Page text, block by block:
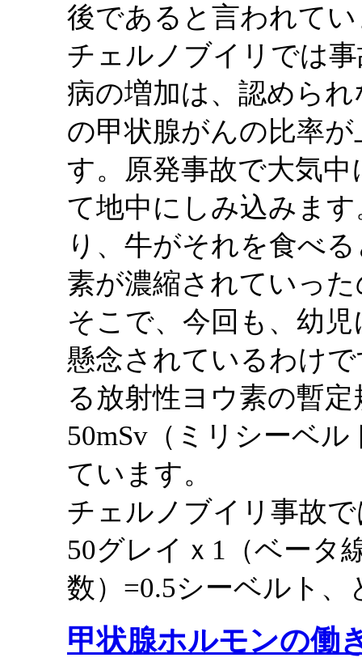
後であると言われて
チェルノブイリでは
病の増加は、認めら
の甲状腺がんの比率
す。原発事故で大気
て地中にしみ込みま
り、牛がそれを食べ
素が濃縮されていっ
そこで、今回も、幼
懸念されているわけ
る放射性ヨウ素の暫
50mSv（ミリシーベ
ています。
チェルノブイリ事故
50グレイｘ1（ベータ
数）=0.5シーベルト、
甲状腺ホルモンの働